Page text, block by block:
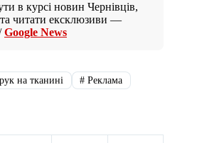
в курсі новин Чернівців,
читати ексклюзиви —
Google News
на тканині # Реклама